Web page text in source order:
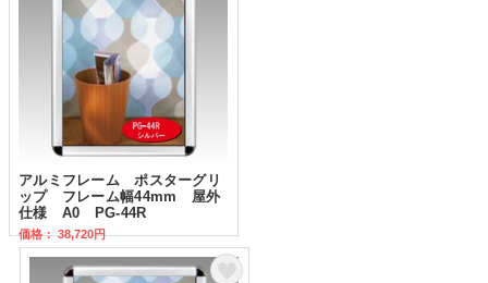
アルミフレーム ポスターグリ
ップ フレーム幅44mm 屋外
仕様 A0 PG-44R
価格： 38,720円